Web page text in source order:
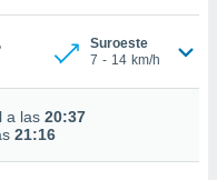
Suroeste
7 - 14 km/h
a las 20:37
21:16